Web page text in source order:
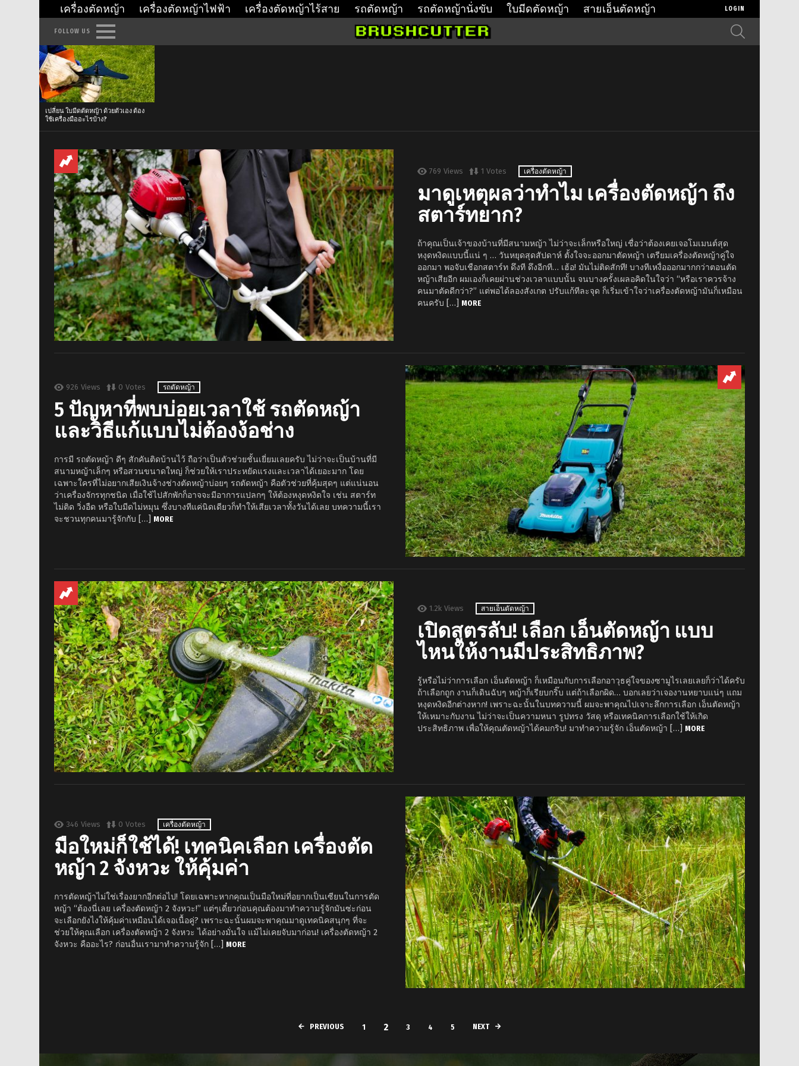
เครื่องตัดหญ้า เครื่องตัดหญ้าไฟฟ้า เครื่องตัดหญ้าไร้สาย รถตัดหญ้า รถตัดหญ้านั่งขับ ใบมีดตัดหญ้า สายเอ็นตัดหญ้า LOGIN
FOLLOW US
Menu
Latest
stories
เปลี่ยน ใบมีดตัดหญ้า ด้วยตัวเอง ต้อง
ใช้เครื่องมืออะไรบ้าง?
เรื่อง
ราว
เครื่อง
ตัด
หญ้า
ล่าสุด
769 Views 1 Votes เครื่องตัดหญ้า
มาดูเหตุผลว่าทำไม เครื่องตัดหญ้า ถึง
สตาร์ทยาก?
ถ้าคุณเป็นเจ้าของบ้านที่มีสนามหญ้า ไม่ว่าจะเล็กหรือใหญ่ เชื่อว่าต้องเคยเจอโมเมนต์สุด
หงุดหงิดแบบนี้แน่ ๆ … วันหยุดสุดสัปดาห์ ตั้งใจจะออกมาตัดหญ้า เตรียมเครื่องตัดหญ้าคู่ใจ
ออกมา พอจับเชือกสตาร์ท ดึงที ดึงอีกที… เฮ้อ! มันไม่ติดสักที! บางทีเหงื่อออกมากกว่าตอนตัด
หญ้าเสียอีก ผมเองก็เคยผ่านช่วงเวลาแบบนั้น จนบางครั้งเผลอคิดในใจว่า “หรือเราควรจ้าง
คนมาตัดดีกว่า?” แต่พอได้ลองสังเกต ปรับแก้ทีละจุด ก็เริ่มเข้าใจว่าเครื่องตัดหญ้ามันก็เหมือน
คนครับ […]
MORE
926 Views 0 Votes รถตัดหญ้า
5 ปัญหาที่พบบ่อยเวลาใช้ รถตัดหญ้า
และวิธีแก้แบบไม่ต้องง้อช่าง
การมี รถตัดหญ้า ดีๆ สักคันติดบ้านไว้ ถือว่าเป็นตัวช่วยชั้นเยี่ยมเลยครับ ไม่ว่าจะเป็นบ้านที่มี
สนามหญ้าเล็กๆ หรือสวนขนาดใหญ่ ก็ช่วยให้เราประหยัดแรงและเวลาได้เยอะมาก โดย
เฉพาะใครที่ไม่อยากเสียเงินจ้างช่างตัดหญ้าบ่อยๆ รถตัดหญ้า คือตัวช่วยที่คุ้มสุดๆ แต่แน่นอน
ว่าเครื่องจักรทุกชนิด เมื่อใช้ไปสักพักก็อาจจะมีอาการแปลกๆ ให้ต้องหงุดหงิดใจ เช่น สตาร์ท
ไม่ติด วิ่งอืด หรือใบมีดไม่หมุน ซึ่งบางทีแค่นิดเดียวก็ทำให้เสียเวลาทั้งวันได้เลย บทความนี้เรา
จะชวนทุกคนมารู้จักกับ […]
MORE
1.2k Views สายเอ็นตัดหญ้า
เปิดสูตรลับ! เลือก เอ็นตัดหญ้า แบบ
ไหนให้งานมีประสิทธิภาพ?
รู้หรือไม่ว่าการเลือก เอ็นตัดหญ้า ก็เหมือนกับการเลือกอาวุธคู่ใจของซามูไรเลยเลยก็ว่าได้ครับ
ถ้าเลือกถูก งานก็เดินฉับๆ หญ้าก็เรียบกริ๊บ แต่ถ้าเลือกผิด… บอกเลยว่าเจองานหยาบแน่ๆ แถม
หงุดหงิดอีกต่างหาก! เพราะฉะนั้นในบทความนี้ ผมจะพาคุณไปเจาะลึกการเลือก เอ็นตัดหญ้า
ให้เหมาะกับงาน ไม่ว่าจะเป็นความหนา รูปทรง วัสดุ หรือเทคนิคการเลือกใช้ให้เกิด
ประสิทธิภาพ เพื่อให้คุณตัดหญ้าได้คมกริบ! มาทำความรู้จัก เอ็นตัดหญ้า […]
MORE
346 Views 0 Votes เครื่องตัดหญ้า
มือใหม่ก็ใช้ได้! เทคนิคเลือก เครื่องตัด
หญ้า 2 จังหวะ ให้คุ้มค่า
การตัดหญ้าไม่ใช่เรื่องยากอีกต่อไป! โดยเฉพาะหากคุณเป็นมือใหม่ที่อยากเป็นเซียนในการตัด
หญ้า “ต้องนี่เลย เครื่องตัดหญ้า 2 จังหวะ!” แต่ๆเดี๋ยวก่อนคุณต้องมาทำความรู้จักมันซ่ะก่อน
จะเลือกยังไงให้คุ้มค่าเหมือนได้เจอเนื้อคู่? เพราะฉะนั้นผมจะพาคุณมาดูเทคนิคสนุกๆ ที่จะ
ช่วยให้คุณเลือก เครื่องตัดหญ้า 2 จังหวะ ได้อย่างมั่นใจ แม้ไม่เคยจับมาก่อน! เครื่องตัดหญ้า 2
จังหวะ คืออะไร? ก่อนอื่นเรามาทำความรู้จัก […]
MORE
PREVIOUS 1 2 3 4 5 NEXT